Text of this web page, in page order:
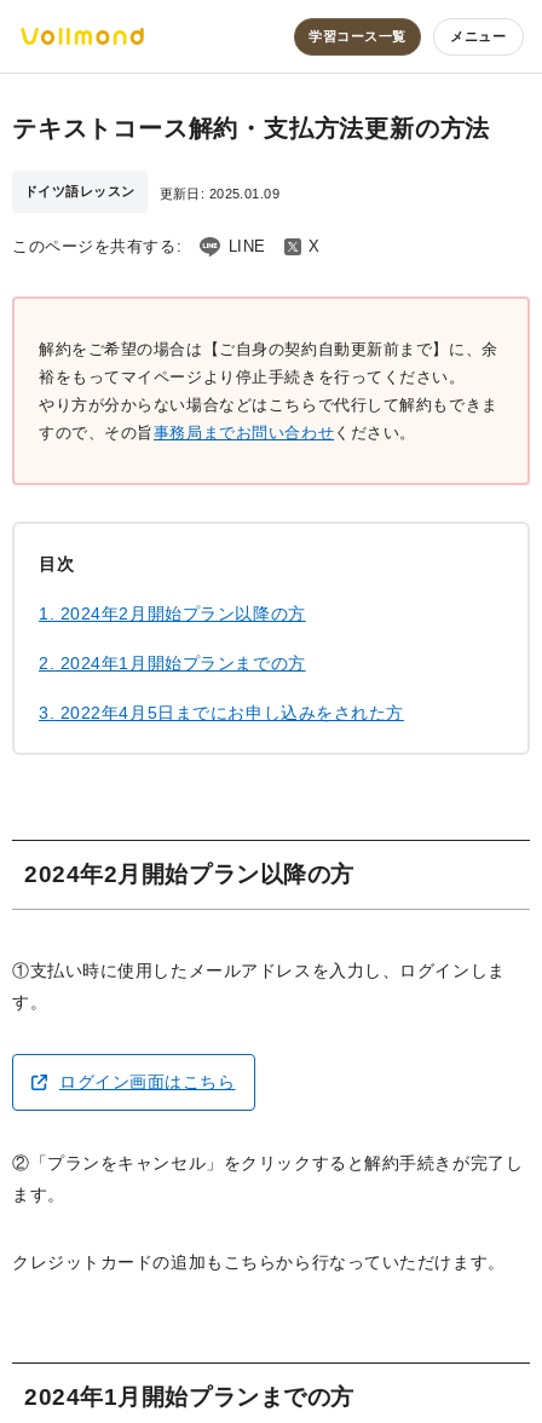
学習コース一覧 メニュー
テキストコース解約・支払方法更新の方法
ドイツ語レッスン 更新日: 2025.01.09
このページを共有する: LINE X
解約をご希望の場合は【ご自身の契約自動更新前まで】に、余
裕をもってマイページより停止手続きを行ってください。
やり方が分からない場合などはこちらで代行して解約もできま
すので、その旨事務局までお問い合わせ ください。
目次
1. 2024年2月開始プラン以降の方
2. 2024年1月開始プランまでの方
3. 2022年4月5日までにお申し込みをされた方
2024年2月開始プラン以降の方
①支払い時に使用したメールアドレスを入力し、ログインしま
す。
ログイン画面はこちら
②「プランをキャンセル」をクリックすると解約手続きが完了し
ます。
クレジットカードの追加もこちらから行なっていただけます。
2024年1月開始プランまでの方